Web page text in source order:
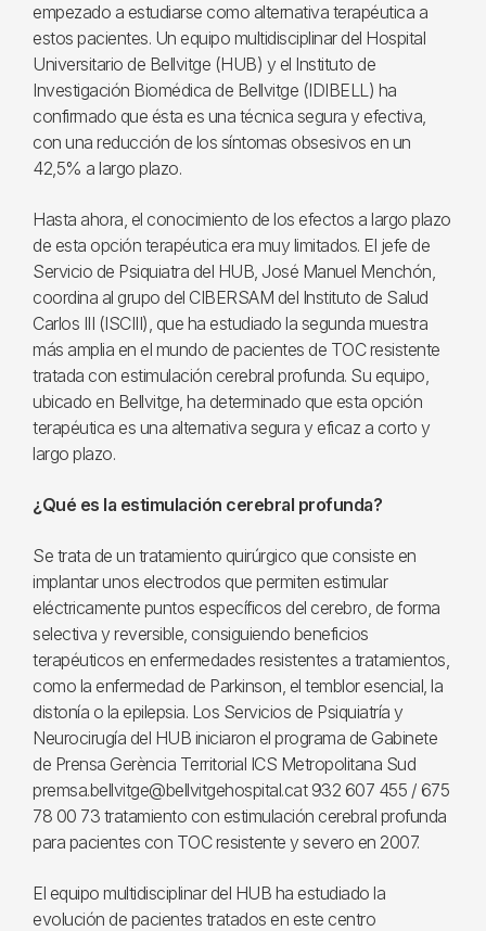
empezado a estudiarse como alternativa terapéutica a
estos pacientes. Un equipo multidisciplinar del Hospital
Universitario de Bellvitge (HUB) y el Instituto de
Investigación Biomédica de Bellvitge (IDIBELL) ha
confirmado que ésta es una técnica segura y efectiva,
con una reducción de los síntomas obsesivos en un
42,5% a largo plazo.
Hasta ahora, el conocimiento de los efectos a largo plazo
de esta opción terapéutica era muy limitados. El jefe de
Servicio de Psiquiatra del HUB, José Manuel Menchón,
coordina al grupo del CIBERSAM del Instituto de Salud
Carlos III (ISCIII), que ha estudiado la segunda muestra
más amplia en el mundo de pacientes de TOC resistente
tratada con estimulación cerebral profunda. Su equipo,
ubicado en Bellvitge, ha determinado que esta opción
terapéutica es una alternativa segura y eficaz a corto y
largo plazo.
¿Qué es la estimulación cerebral profunda?
Se trata de un tratamiento quirúrgico que consiste en
implantar unos electrodos que permiten estimular
eléctricamente puntos específicos del cerebro, de forma
selectiva y reversible, consiguiendo beneficios
terapéuticos en enfermedades resistentes a tratamientos,
como la enfermedad de Parkinson, el temblor esencial, la
distonía o la epilepsia. Los Servicios de Psiquiatría y
Neurocirugía del HUB iniciaron el programa de Gabinete
de Prensa Gerència Territorial ICS Metropolitana Sud
premsa.bellvitge@bellvitgehospital.cat 932 607 455 / 675
78 00 73 tratamiento con estimulación cerebral profunda
para pacientes con TOC resistente y severo en 2007.
El equipo multidisciplinar del HUB ha estudiado la
evolución de pacientes tratados en este centro